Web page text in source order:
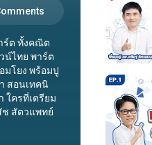
ร์ต ทั้งคณิต
น์ไทย พาร์ต
มโยง พร้อมปู
สอนเทคนิ
ใครที่เตรียม
สัตวแพทย์